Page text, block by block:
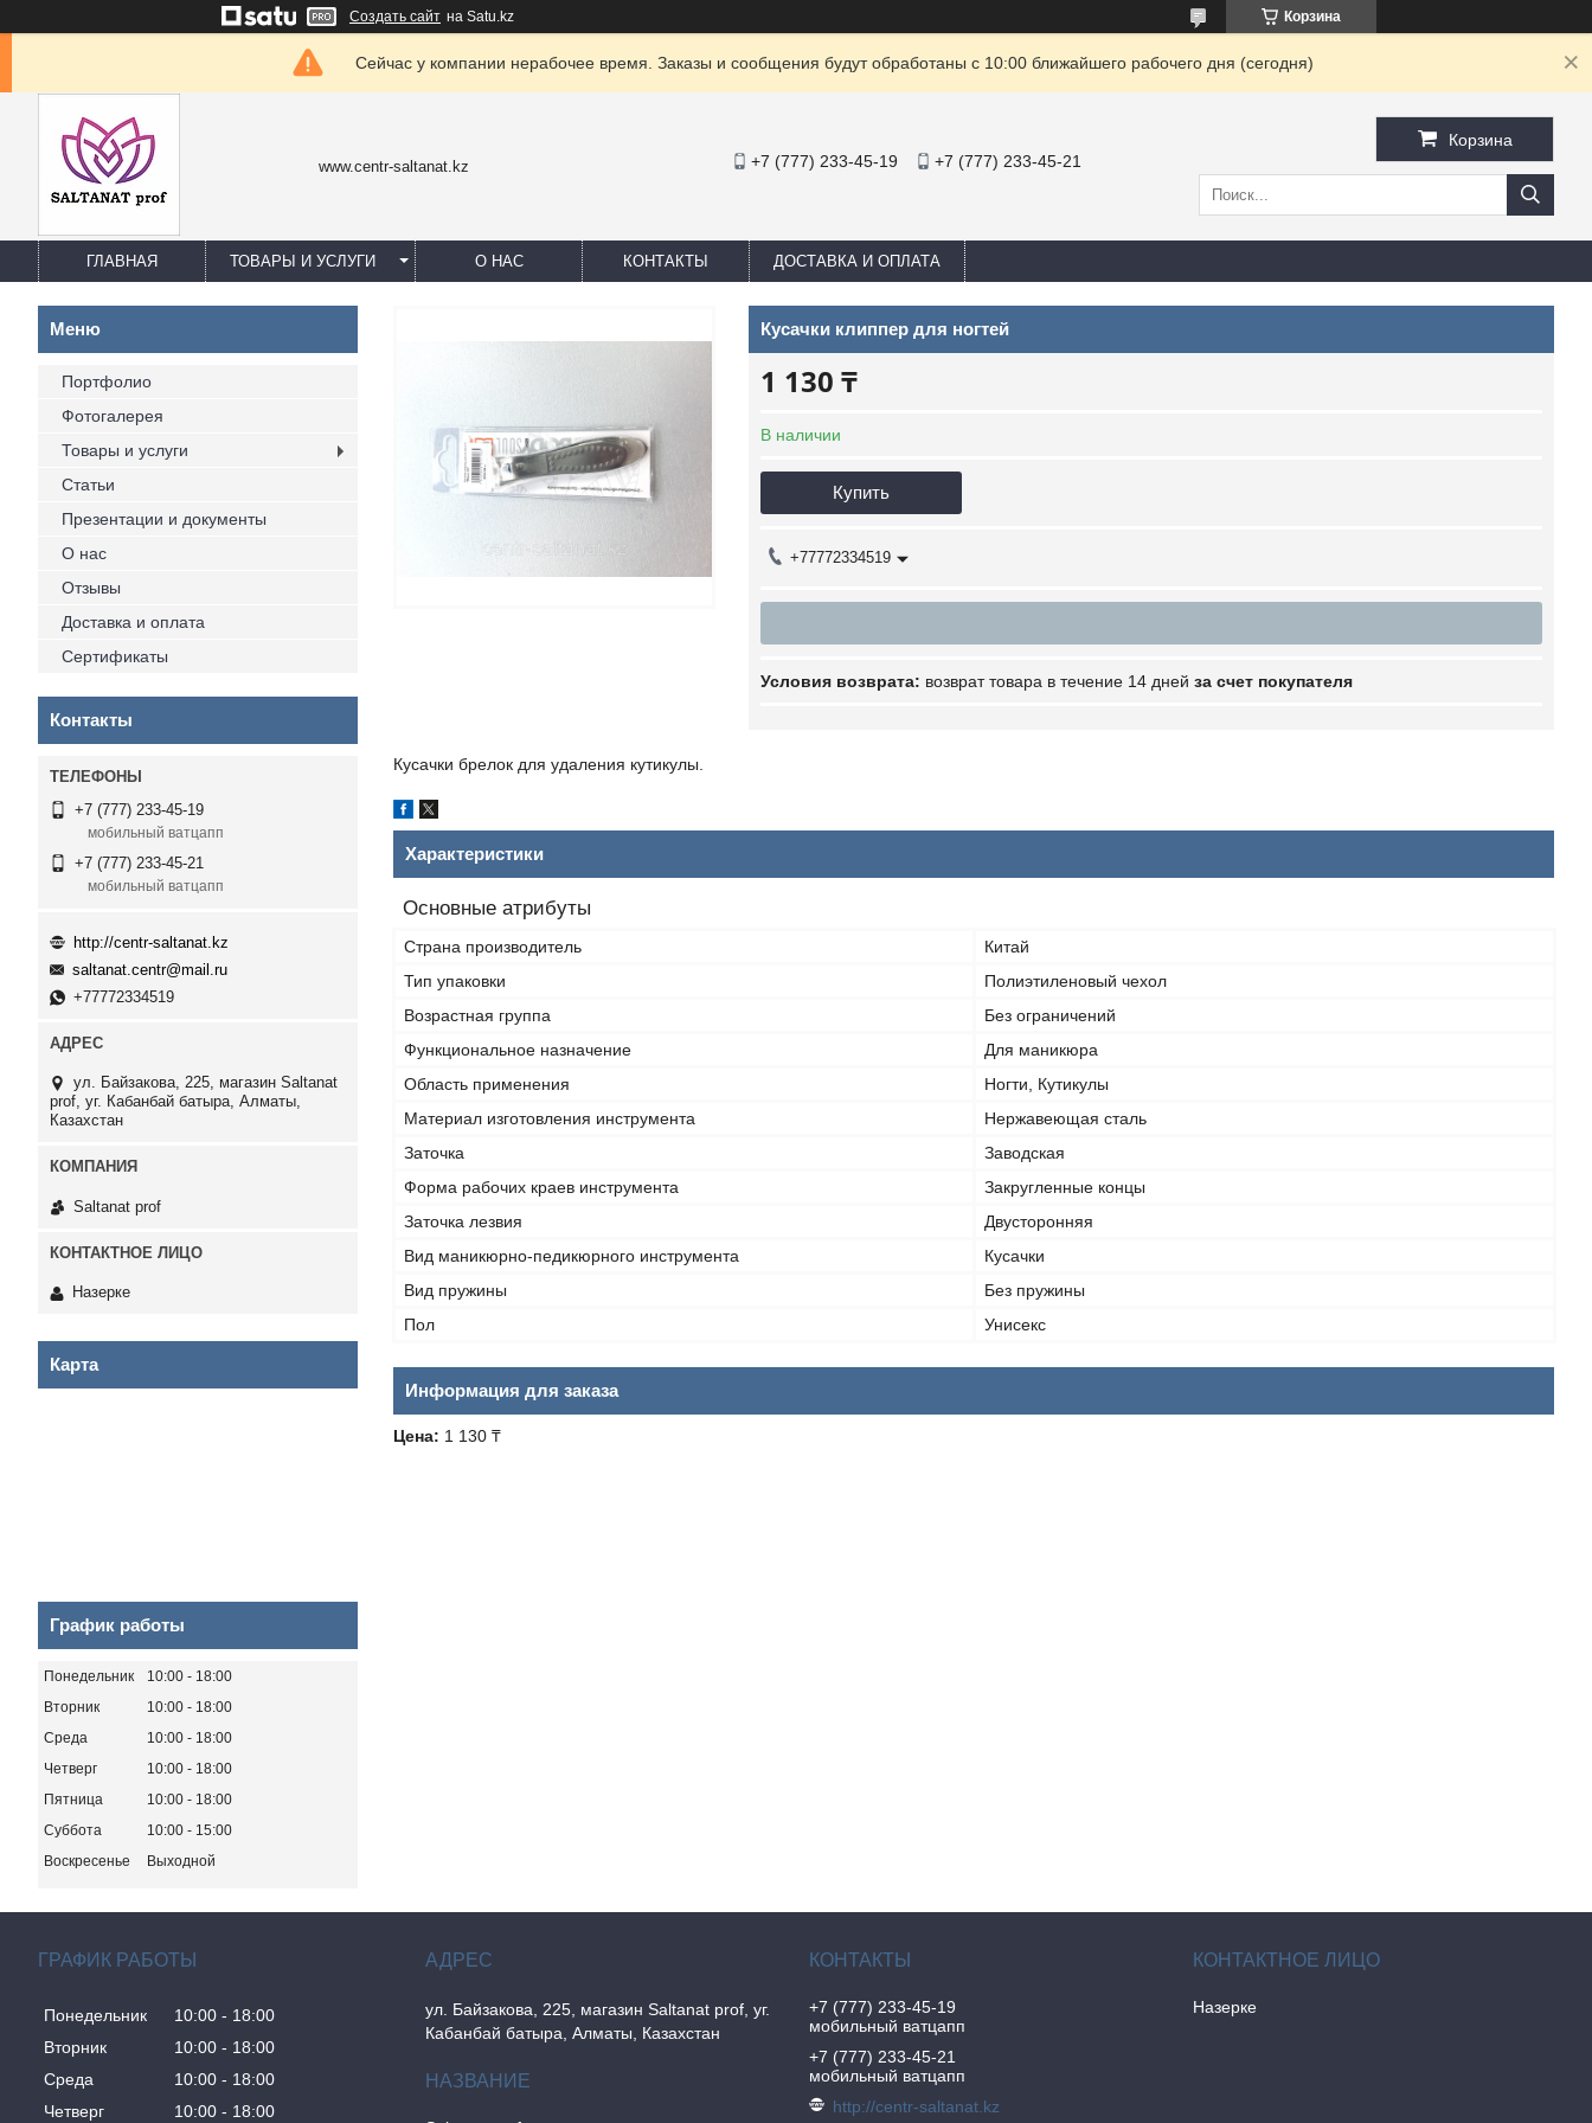
Создать сайт на Satu.kz Корзина
Сейчас у компании нерабочее время. Заказы и сообщения будут обработаны с 10:00 ближайшего рабочего дня (сегодня)
www.centr-saltanat.kz +7 (777) 233-45-19 +7 (777) 233-45-21
Корзина
ГЛАВНАЯ ТОВАРЫ И УСЛУГИ О НАС КОНТАКТЫ ДОСТАВКА И ОПЛАТА
Кусачки клиппер для ногтей
1 130 ₸
В наличии
Купить
+77772334519
возврат товара в течение 14 дней за счет покупателя
Кусачки брелок для удаления кутикулы.
Характеристики
Основные атрибуты
Страна производитель
Китай
Тип упаковки
Полиэтиленовый чехол
Возрастная группа
Без ограничений
Функциональное назначение
Для маникюра
Область применения
Ногти, Кутикулы
Материал изготовления инструмента
Нержавеющая сталь
Заточка
Заводская
Форма рабочих краев инструмента
Закругленные концы
Заточка лезвия
Двусторонняя
Вид маникюрно-педикюрного инструмента
Кусачки
Вид пружины
Без пружины
Пол
Унисекс
Информация для заказа
Цена: 1 130 ₸
Портфолио
Фотогалерея
Товары и услуги
Статьи
Презентации и документы
О нас
Отзывы
Доставка и оплата
Сертификаты
Контакты
+7 (777) 233-45-19
мобильный ватцапп
+7 (777) 233-45-21
мобильный ватцапп
http://centr-saltanat.kz
saltanat.centr@mail.ru
+77772334519
ул. Байзакова, 225, магазин Saltanat
prof, уг. Кабанбай батыра, Алматы,
Казахстан
Saltanat prof
Назерке
Карта
График работы
Понедельник 10:00
18:00
Вторник
10:00
18:00
Среда
10:00
18:00
Четверг
10:00
18:00
Пятница
10:00
18:00
Суббота
10:00
15:00
Воскресенье
Выходной
ГРАФИК РАБОТЫ
Понедельник 10:00
18:00
Вторник
10:00
18:00
Среда
10:00
18:00
Четверг
10:00 18:00
ул. Байзакова, 225, магазин Saltanat prof, уг.
Кабанбай батыра, Алматы, Казахстан
+7 (777) 233-45-19
мобильный ватцапп
+7 (777) 233-45-21
мобильный ватцапп
http://centr-saltanat.kz
Назерке